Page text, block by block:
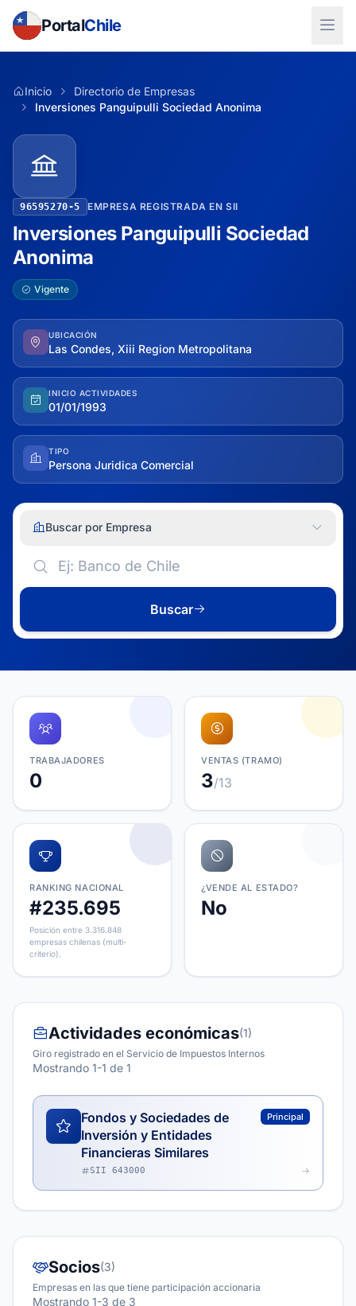
PortalChile
Inicio
Directorio de Empresas
Inversiones Panguipulli Sociedad Anonima
96595270-5 EMPRESA REGISTRADA EN SII
Inversiones Panguipulli Sociedad
Anonima
Vigente
UBICACIÓN
Las Condes, Xiii Region Metropolitana
INICIO ACTIVIDADES
01/01/1993
TIPO
Persona Juridica Comercial
Buscar por Empresa
Buscar
TRABAJADORES
0
VENTAS (TRAMO)
3/13
RANKING NACIONAL
#235.695
Posición entre 3.316.848
empresas chilenas (multi-
criterio).
¿VENDE AL ESTADO?
No
Actividades económicas(1)
Giro registrado en el Servicio de Impuestos Internos
Mostrando 1-1 de 1
Fondos y Sociedades de
Inversión y Entidades
Financieras Similares
Principal
SII 643000
Socios(3)
Empresas en las que tiene participación accionaria
Mostrando 1-3 de 3